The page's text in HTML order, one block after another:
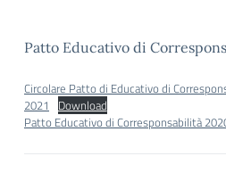
Patto Educativo di
Circolare Patto di Educativo di
2021
Download
Patto Educativo di Corresponsabilità